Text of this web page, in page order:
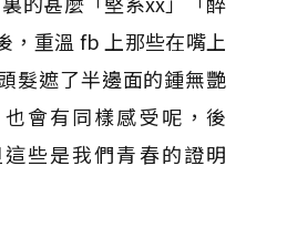
，重溫 fb 上那些在嘴上
髮遮了半邊面的鍾無艷
會有同樣感受呢，後
些是我們青春的證明